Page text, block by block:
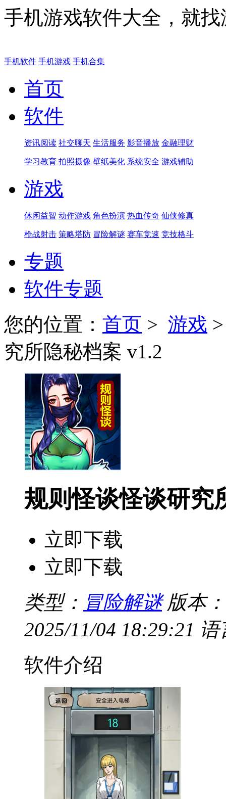
手机游戏软件大全，就
手机软件 手机游戏 手机合集
首页
软件
资讯阅读 社交聊天 生活服务 影音播放 金融理财
学习教育 拍照摄像 壁纸美化 系统安全 游戏辅助
游戏
休闲益智 动作游戏 角色扮演 热血传奇 仙侠修真
枪战射击 策略塔防 冒险解谜 赛车竞速 竞技格斗
专题
软件专题
您的位置： 首页 > 游戏
究所隐秘档案 v1.2
规则怪谈怪谈研究
立即下载
立即下载
类型： 冒险解谜 版本
2025/11/04 18:29:21 语
软件介绍